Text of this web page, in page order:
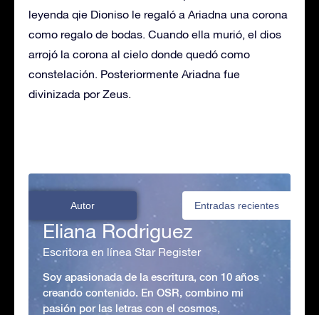
leyenda qie Dioniso le regaló a Ariadna una corona
como regalo de bodas. Cuando ella murió, el dios
arrojó la corona al cielo donde quedó como
constelación. Posteriormente Ariadna fue
divinizada por Zeus.
Autor Entradas recientes
Eliana Rodriguez
Escritora en línea Star Register
Soy apasionada de la escritura, con 10 años
creando contenido. En OSR, combino mi
pasión por las letras con el cosmos,